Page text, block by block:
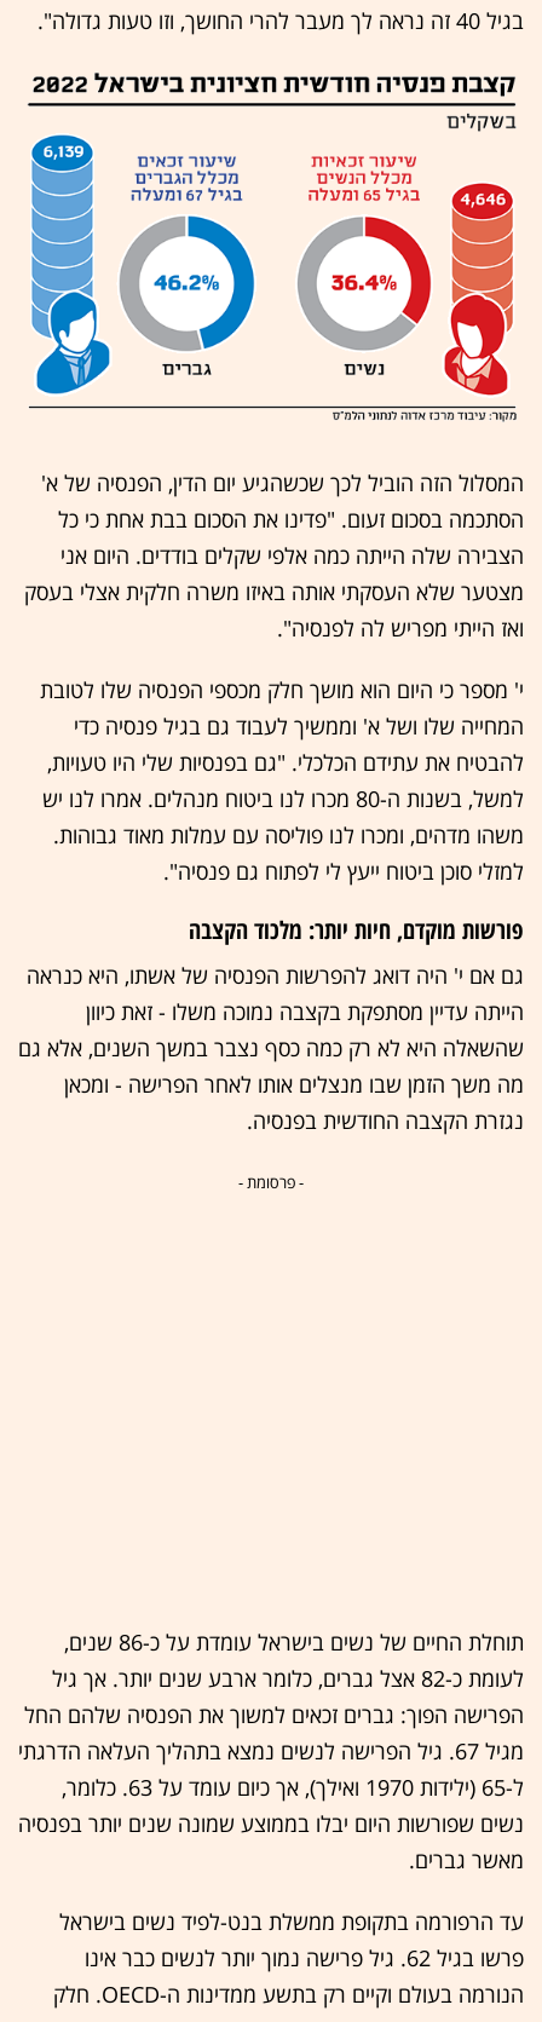
בגיל 40 זה נראה לך מעבר להרי החושך, וזו טעות גדולה".
המסלול הזה הוביל לכך שכשהגיע יום הדין, הפנסיה של א'
הסתכמה בסכום זעום. "פדינו את הסכום בבת אחת כי כל
הצבירה שלה הייתה כמה אלפי שקלים בודדים. היום אני
מצטער שלא העסקתי אותה באיזו משרה חלקית אצלי בעסק
ואז הייתי מפריש לה לפנסיה".
י' מספר כי היום הוא מושך חלק מכספי הפנסיה שלו לטובת
המחייה שלו ושל א' וממשיך לעבוד גם בגיל פנסיה כדי
להבטיח את עתידם הכלכלי. "גם בפנסיות שלי היו טעויות,
למשל, בשנות ה-80 מכרו לנו ביטוח מנהלים. אמרו לנו יש
משהו מדהים, ומכרו לנו פוליסה עם עמלות מאוד גבוהות.
למזלי סוכן ביטוח ייעץ לי לפתוח גם פנסיה".
פורשות מוקדם, חיות יותר: מלכוד הקצבה
גם אם י' היה דואג להפרשות הפנסיה של אשתו, היא כנראה
הייתה עדיין מסתפקת בקצבה נמוכה משלו - זאת כיוון
שהשאלה היא לא רק כמה כסף נצבר במשך השנים, אלא גם
מה משך הזמן שבו מנצלים אותו לאחר הפרישה - ומכאן
נגזרת הקצבה החודשית בפנסיה.
- פרסומת -
תוחלת החיים של נשים בישראל עומדת על כ-86 שנים,
לעומת כ-82 אצל גברים, כלומר ארבע שנים יותר. אך גיל
הפרישה הפוך: גברים זכאים למשוך את הפנסיה שלהם החל
מגיל 67. גיל הפרישה לנשים נמצא בתהליך העלאה הדרגתי
ל-65 (ילידות 1970 ואילך), אך כיום עומד על 63. כלומר,
נשים שפורשות היום יבלו בממוצע שמונה שנים יותר בפנסיה
מאשר גברים.
עד הרפורמה בתקופת ממשלת בנט-לפיד נשים בישראל
פרשו בגיל 62. גיל פרישה נמוך יותר לנשים כבר אינו
הנורמה בעולם וקיים רק בתשע ממדינות ה-OECD. חלק